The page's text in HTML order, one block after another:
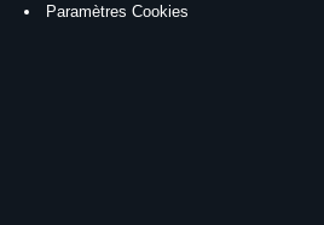
Paramètres Cookies